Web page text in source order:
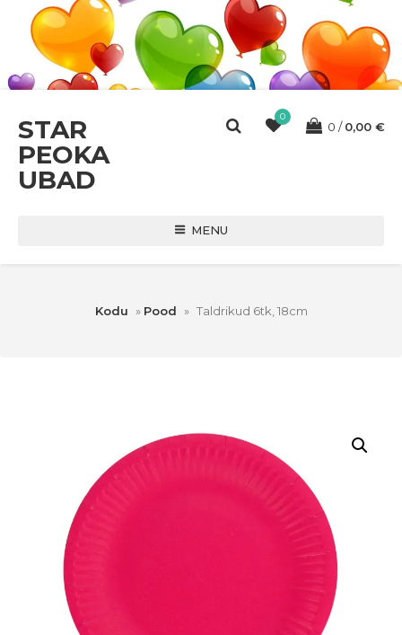
STAR
PEOKA
UBAD
0
0 0,00 €
MENU
Kodu » Pood » Taldrikud 6tk, 18cm